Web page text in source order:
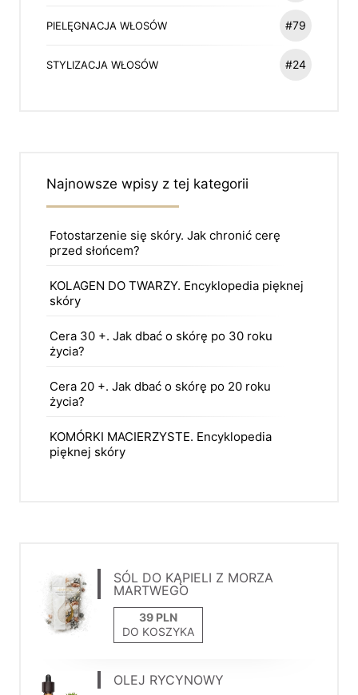
PIELĘGNACJA WŁOSÓW #79
STYLIZACJA WŁOSÓW #24
Najnowsze wpisy z tej kategorii
Fotostarzenie się skóry. Jak chronić cerę
przed słońcem?
KOLAGEN DO TWARZY. Encyklopedia pięknej
skóry
Cera 30 +. Jak dbać o skórę po 30 roku
życia?
Cera 20 +. Jak dbać o skórę po 20 roku
życia?
KOMÓRKI MACIERZYSTE. Encyklopedia
pięknej skóry
SÓL DO KĄPIELI Z MORZA
MARTWEGO
DO KOSZYKA
OLEJ RYCYNOWY